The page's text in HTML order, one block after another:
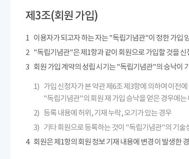
제3조(회원 가입)
1 이용자가 되고자 하는 자는 "독립기념관"이 정한 가입
2 "독립기념관"은 제1항과 같이 회원으로 가입할 것을
3 회원 가입 계약의 성립 시기는 "독립기념관"의 승낙이
1) 가입 신청자가 본 약관 제6조 제3항에 의하여 이전
"독립기념관"의 회원 재 가입 승낙을 얻은 경우에는
2) 등록 내용에 허위, 기재 누락, 오기가 있는 경우
3) 기타 회원으로 등록하는 것이 "독립기념관"의 기술
4
회원은 제1항의 회원 정보 기재 내용에 변경 이 발생한